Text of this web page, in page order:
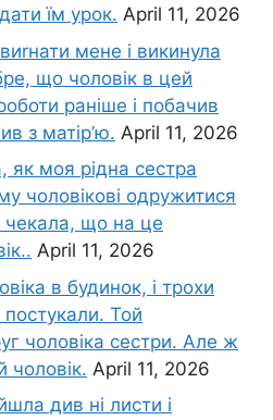
їм урок. April 11, 2026
мене і викинула
що чоловік в цей
раніше і побачив
з матір’ю. April 11, 2026
як моя рідна сестра
чоловікові одружитися
чекала, що на це
April 11, 2026
в будинок, і трохи
постукали. Той
чоловіка сестри. Але ж
чоловік. April 11, 2026
див ні листи і